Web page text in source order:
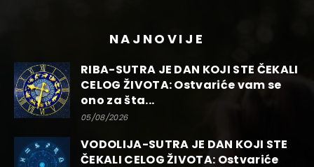
NAJNOVIJE
RIBA-SUTRA JE DAN KOJI STE ČEKALI
CELOG ŽIVOTA: Ostvariće vam se
ono za šta...
05/08/2026
VODOLIJA-SUTRA JE DAN KOJI STE
ČEKALI CELOG ŽIVOTA: Ostvariće